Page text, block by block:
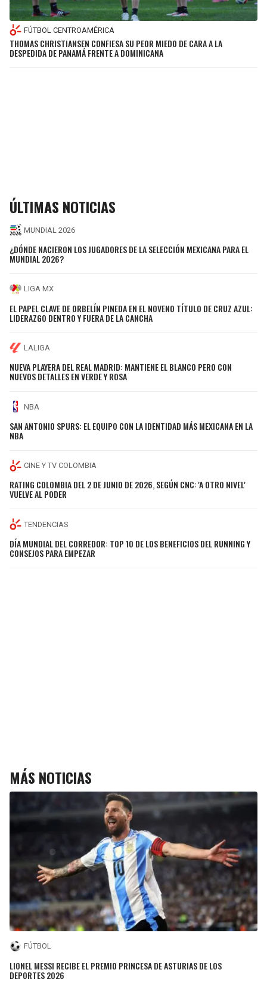
FÚTBOL CENTROAMÉRICA
THOMAS CHRISTIANSEN CONFIESA SU PEOR MIEDO DE CARA A LA
DESPEDIDA DE PANAMÁ FRENTE A DOMINICANA
ÚLTIMAS NOTICIAS
MUNDIAL 2026
¿DÓNDE NACIERON LOS JUGADORES DE LA SELECCIÓN MEXICANA PARA EL
MUNDIAL 2026?
LIGA MX
EL PAPEL CLAVE DE ORBELÍN PINEDA EN EL NOVENO TÍTULO DE CRUZ AZUL:
LIDERAZGO DENTRO Y FUERA DE LA CANCHA
LALIGA
NUEVA PLAYERA DEL REAL MADRID: MANTIENE EL BLANCO PERO CON
NUEVOS DETALLES EN VERDE Y ROSA
NBA
SAN ANTONIO SPURS: EL EQUIPO CON LA IDENTIDAD MÁS MEXICANA EN LA
NBA
CINE Y TV COLOMBIA
RATING COLOMBIA DEL 2 DE JUNIO DE 2026, SEGÚN CNC: 'A OTRO NIVEL'
VUELVE AL PODER
TENDENCIAS
DÍA MUNDIAL DEL CORREDOR: TOP 10 DE LOS BENEFICIOS DEL RUNNING Y
CONSEJOS PARA EMPEZAR
MÁS NOTICIAS
FÚTBOL
LIONEL MESSI RECIBE EL PREMIO PRINCESA DE ASTURIAS DE LOS
DEPORTES 2026